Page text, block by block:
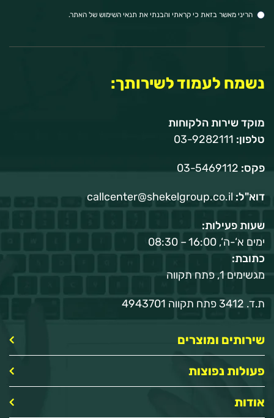
אלקטרוני:
הריני מאשר בזאת כי קראתי והבנתי את תנאי השימוש של האתר.
נשמח לעמוד לשירותך:
מוקד שירות הלקוחות
טלפון:
פקס:
דוא"ל: callcenter@shekelgroup.co.il
שעות פעילות:
ימים א‘-ה‘, 16:00 – 08:30
כתובת:
מגשימים 1, פתח תקווה
ת.ד. 3412 פתח תקווה 4943701
שירותים ומוצרים
פעולות נפוצות
אודות